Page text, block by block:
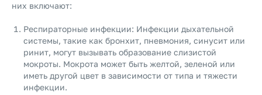
них включают:
Респираторные инфекции: Инфекции дыхательной
системы, такие как бронхит, пневмония, синусит или
ринит, могут вызывать образование слизистой
мокроты. Мокрота может быть желтой, зеленой или
иметь другой цвет в зависимости от типа и тяжести
инфекции.